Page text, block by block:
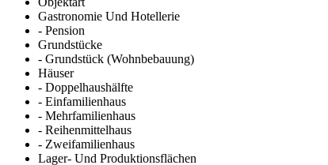
Gastronomie Und Hotellerie
- Pension
Grundstücke
- Grundstück (Wohnbebauung)
Häuser
- Doppelhaushälfte
- Einfamilienhaus
- Mehrfamilienhaus
- Reihenmittelhaus
- Zweifamilienhaus
Lager- Und Produktionsflächen